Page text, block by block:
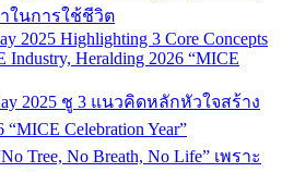
ในการใช้ชีวิต
2025 Highlighting 3 Core Concepts
Heralding 2026 “MICE
2025 ชู 3 แนวคิดหลักหัวใจสร้าง
Celebration Year”
Tree, No Breath, No Life” เพราะ